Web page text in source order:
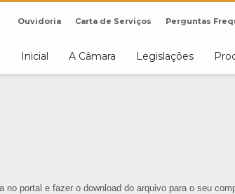
Ouvidoria Carta de Serviços Perguntas
Inicial A Câmara Legislações
portal e fazer o download do arquivo para o seu